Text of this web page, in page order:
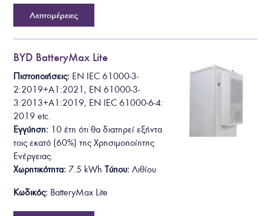
Λεπτομέρειες
BYD BatteryMax Lite
Πιστοποιήσεις: EN IEC 61000-3-
2:2019+A1:2021 , EN 61000-3-
3:2013+A1:2019, EN IEC 61000-6-4:
2019etc.
Εγγύηση: 10 έτη ότι θαδιατηρεί εξήντα
τοις εκατό (60%) της Χρησιμοποίητης
Ενέργειας.
Χωρητικότητα: 7.5 kWh Τύπου: Λιθίου
Κωδικός: BatteryMax Lite